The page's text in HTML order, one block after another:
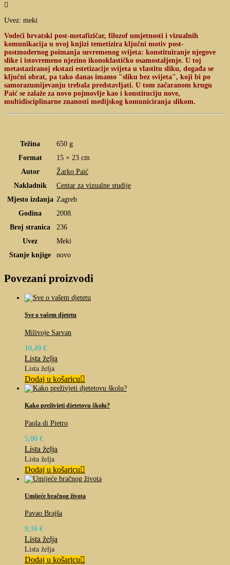

Uvez: meki
Vodeći hrvatski post-metafizičar, filozof umjetnosti i vizualnih
komunikacija u ovoj knjizi temetizira ključni motiv post-
postmodernog poimanja suvremenog svijeta: konstituiranje njegove
slike i istovremeno njezino ikonoklastičko osamostaljenje. U toj
metastaziranoj ekstazi estetizacije svijeta u vlastitu sliku, događa se
ključni obrat, pa tako danas imamo "sliku bez svijeta", koji bi po
samorazumijevanju trebala predstavljati. U tom začaranom krugu
Paić se zalaže za novo pojmovlje kao i konstituciju nove,
multidisciplinarne znanosti medijskog komuniciranja slikom.
Težina
650 g
Format
15 × 23 cm
Autor
Žarko Paić
Nakladnik
Centar za vizualne studije
Mjesto izdanja Zagreb
Godina
2008.
Broj stranica
236
Uvez
Meki
Stanje knjige
novo
Povezani proizvodi
Sve o vašem djetetu
Milivoje Sarvan
10,49 €
Lista želja
Lista želja
Dodaj u košaricu
Kako preživjeti djetetovu školu?
Paola di Pietro
5,00 €
Lista želja
Lista želja
Dodaj u košaricu
Umijeće bračnog života
Pavao Brajša
9,16 €
Lista želja
Lista želja
Dodaj u košaricu